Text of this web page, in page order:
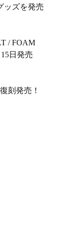
ッズを発売
/ FOAM
日発売
刻発売！